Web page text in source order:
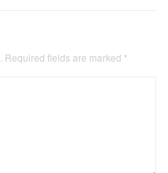
Required fields are marked *